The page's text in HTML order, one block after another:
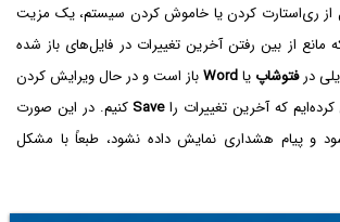
از ری‌استارت کردن یا خاموش کردن سیستم، یک مزیت
۱۰ است که مانع از بین رفتن آخرین تغییرات در فایل‌های باز شده
درفتوشاپ یاWordباز است و در حال ویرایش کردن
که آخرین تغییرات راSave کنیم. در این صورت
و پیام هشداری نمایش داده نشود، طبعاً با مشکل